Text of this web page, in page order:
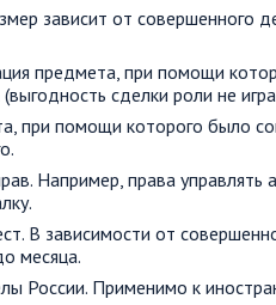
зависит от совершенного
предмета, при помощи
сделки роли не
при помощи которого было
Например, права управлять
В зависимости от
месяца.
России. Применимо к